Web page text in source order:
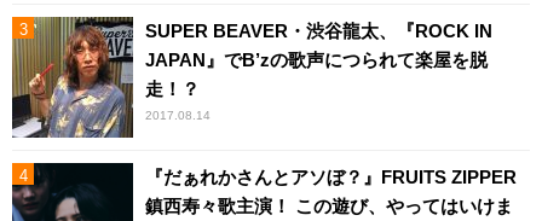
SUPER BEAVER・渋谷龍太、『ROCK IN
JAPAN』でB’zの歌声につられて楽屋を脱
走！？
2017.08.14
『だぁれかさんとアソぼ？』FRUITS ZIPPER
鎮西寿々歌主演！ この遊び、やってはいけま